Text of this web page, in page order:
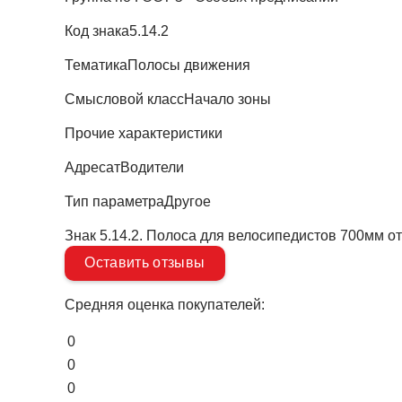
Код знака5.14.2
ТематикаПолосы движения
Смысловой классНачало зоны
Прочие характеристики
АдресатВодители
Тип параметраДругое
Знак 5.14.2. Полоса для велосипедистов 700мм
Оставить отзывы
Средняя оценка покупателей:
0
0
0